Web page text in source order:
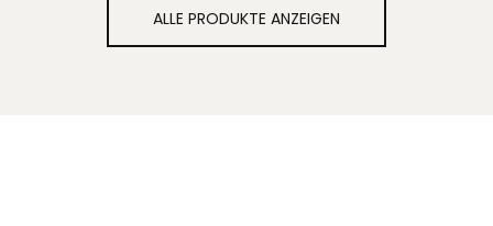
ALLE PRODUKTE ANZEIGEN